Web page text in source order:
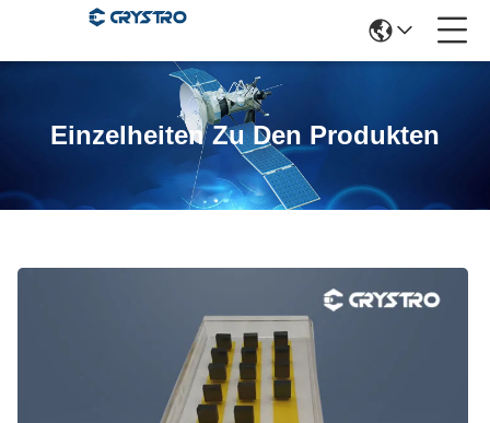
Einzelheiten Zu Den Produkten